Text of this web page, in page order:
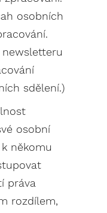
osobních
newsletteru
sdělení.)
osobní
někomu
práva
rozdílem,